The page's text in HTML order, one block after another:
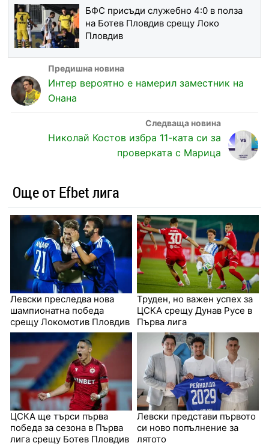
БФС присъди служебно 4:0 в полза
на Ботев Пловдив срещу Локо
Пловдив
Интер вероятно е намерил заместник на
Онана
Николай Костов избра 11-ката си за
проверката с Марица
Още от Efbet лига
Левски преследва нова
шампионатна победа
срещу Локомотив Пловдив
Труден, но важен успех за
ЦСКА срещу Дунав Русе в
Първа лига
ЦСКА ще търси първа
победа за сезона в Първа
лига срещу Ботев Пловдив
Левски представи първото
си ново попълнение за
лятото